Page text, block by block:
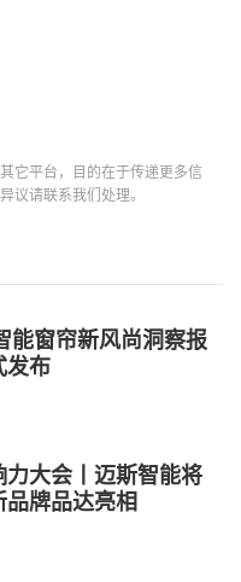
它平台，目的在于传递更多信
议请联系我们处理。
能窗帘新风尚洞察报
发布
力大会丨迈斯智能将
品牌品达亮相